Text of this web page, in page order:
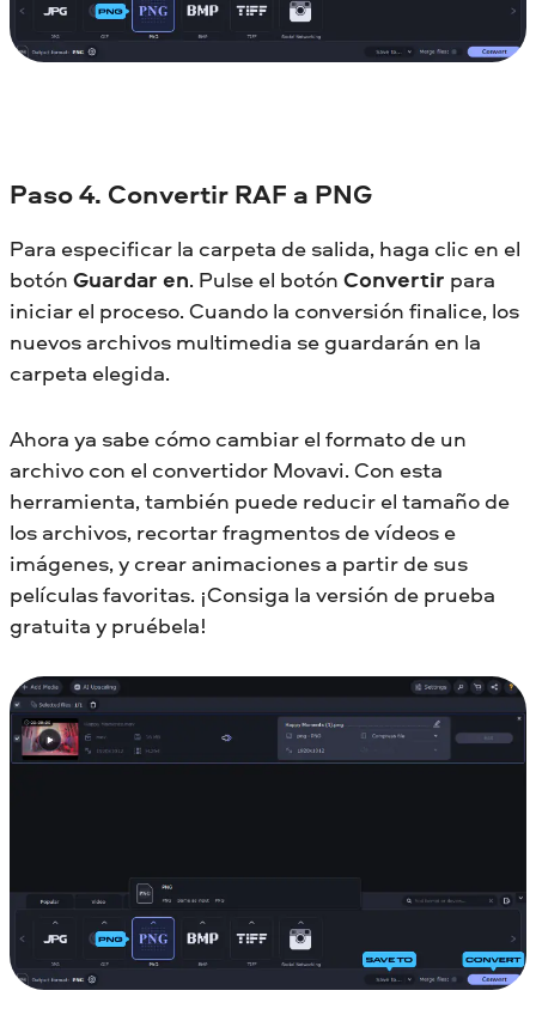
Paso 4. Convertir RAF a PNG
Para especificar la carpeta de salida, haga clic en el
botón Guardar en. Pulse el botón Convertir para
iniciar el proceso. Cuando la conversión finalice, los
nuevos archivos multimedia se guardarán en la
carpeta elegida.
Ahora ya sabe cómo cambiar el formato de un
archivo con el convertidor Movavi. Con esta
herramienta, también puede reducir el tamaño de
los archivos, recortar fragmentos de vídeos e
imágenes, y crear animaciones a partir de sus
películas favoritas. ¡Consiga la versión de prueba
gratuita y pruébela!